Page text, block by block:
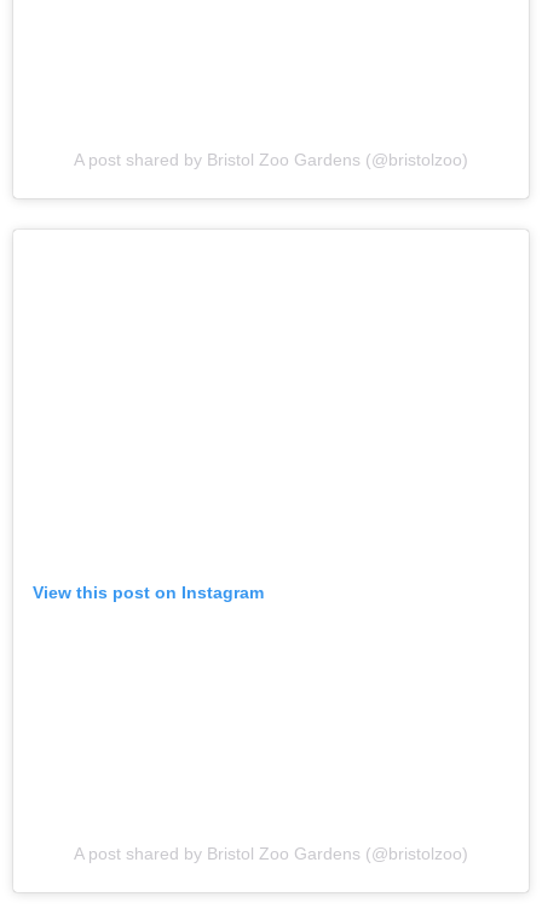
A post shared by Bristol Zoo Gardens (@bristolzoo)
View this post on Instagram
A post shared by Bristol Zoo Gardens (@bristolzoo)